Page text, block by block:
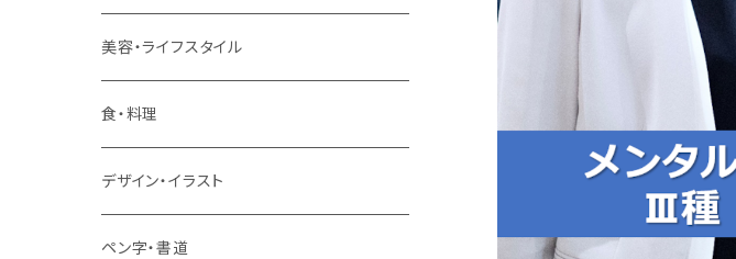
管理職
階層共通
パッケージプラン
美容・ライフスタイル
食・料理
デザイン・イラスト
ペン字・書道